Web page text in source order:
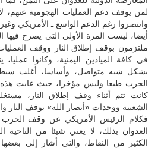
لمن يوقف دعم العمليات الهجومية عنهم،
وانتصروا رغم الدعم الواسع ـ الأمريكي
أيضا، ليست المرة الأولى التي يصرح فيها
ملتزمون بوقف إطلاق النار ووقف
في كافة الميادين اليمنية، وكانوا
بشكل شبه متواصل، وأساسا، أغلب
الحرب طبعا وليس مؤخرا، حيث غابت هذه
كانت تتم أثناء وقف إطلاق النار،
الشعبية ووحدات «أنصار الله» بوقف النار
فكلام الرئيس الأمريكي عن وقف
العدوان بذلك، لا يعني شيئا من الناحية
الكثير من النقاط، والتي أشار إلى